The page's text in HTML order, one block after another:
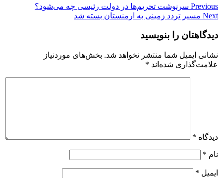
Post
navigation
Previous سرنوشت تحریم‌ها در دولت رئیسی چه می‌شود؟
Next مسیر تردد زمینی به ارمنستان بسته شد
دیدگاهتان را بنویسید
نشانی ایمیل شما منتشر نخواهد شد. بخش‌های موردنیاز
علامت‌گذاری شده‌اند *
دیدگاه *
نام *
ایمیل *